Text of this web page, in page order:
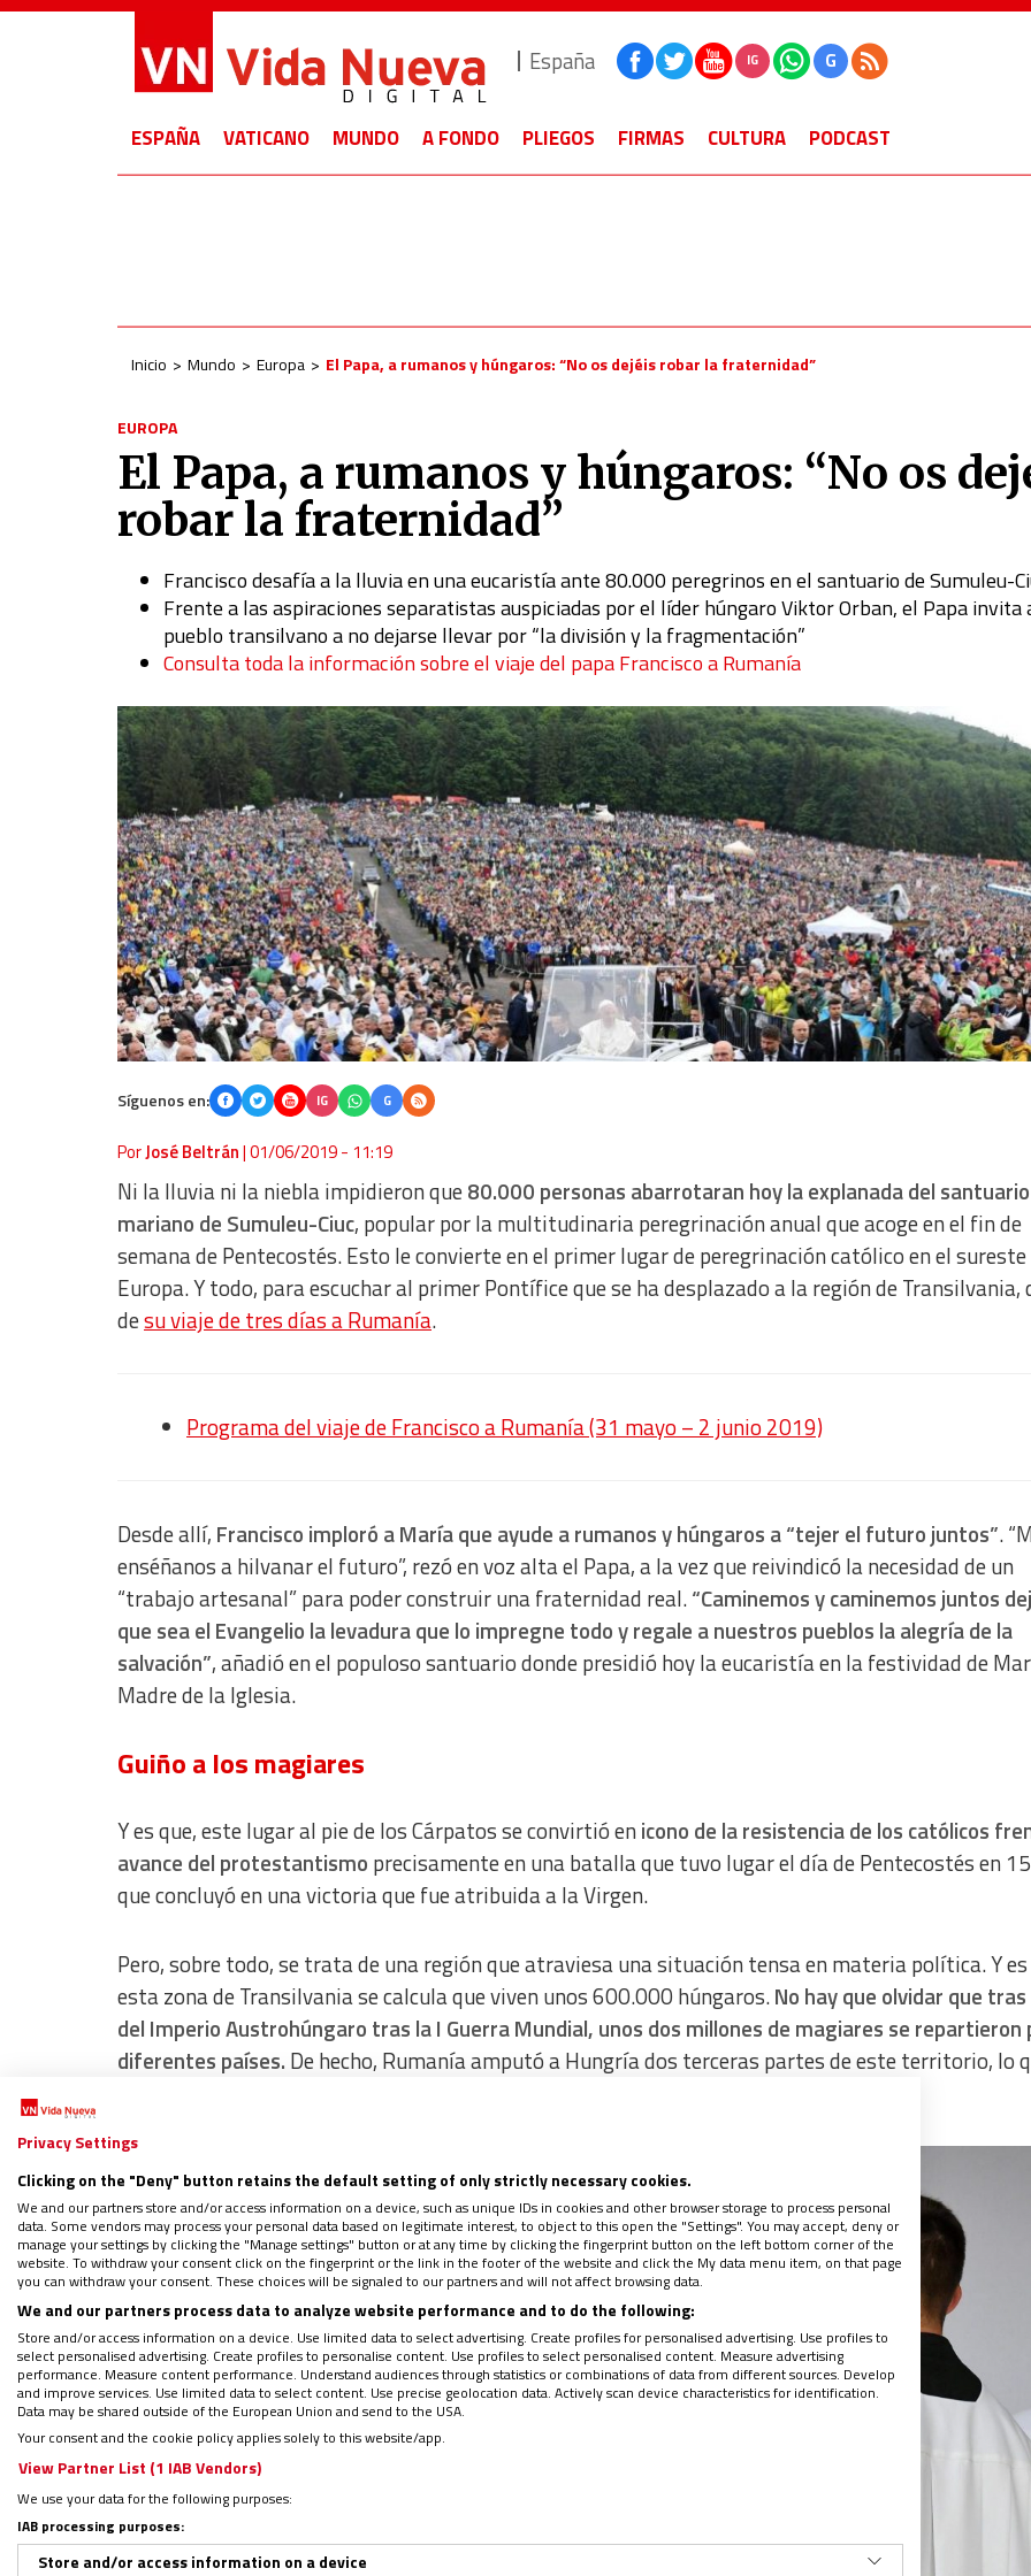
España IG G
ESPAÑA VATICANO MUNDO A FONDO PLIEGOS FIRMAS CULTURA PODCAST
Inicio Mundo Europa El Papa, a rumanos y húngaros: “No os dejéis robar la fraternidad”
EUROPA
El Papa, a rumanos y húngaros: “No os
robar la fraternidad”
Francisco desafía a la lluvia en una eucaristía ante 80.000 peregrinos en el santuario de Sumuleu-
Frente a las aspiraciones separatistas auspiciadas por el líder húngaro Viktor Orban, el Papa invita
pueblo transilvano a no dejarse llevar por “la división y la fragmentación”
Consulta toda la información sobre el viaje del papa Francisco a Rumanía
Síguenos en: IG G
PorJosé Beltrán|01/06/2019 - 11:19
Ni la lluvia ni la niebla impidieron que80.000 personas abarrotaran hoy la explanada del santuario
mariano de Sumuleu-Ciuc, popular por la multitudinaria peregrinación anual que acoge en el fin de
semana de Pentecostés. Esto le convierte en el primer lugar de peregrinación católico en el sureste
Europa. Y todo, para escuchar al primer Pontífice que se ha desplazado a la región de Transilvania,
desu viaje de tres días a Rumanía.
Programa del viaje de Francisco a Rumanía (31 mayo – 2 junio 2019)
Desde allí, Francisco imploró a María que ayude a rumanos y húngaros a “tejer el futuro juntos”.
enséñanos a hilvanar el futuro”, rezó en voz alta el Papa, a la vez que reivindicó la necesidad de un
“trabajo artesanal” para poder construir una fraternidad real.“Caminemos y caminemos juntos
que sea el Evangelio la levadura que lo impregne todo y regale a nuestros pueblos la alegría de la
salvación”, añadió en el populoso santuario donde presidió hoy la eucaristía en la festividad de
Madre de la Iglesia.
Guiño a los magiares
Y es que, este lugar al pie de los Cárpatos se convirtió enicono de la resistencia de los católicos
avance del protestantismo precisamente en una batalla que tuvo lugar el día de Pentecostés en
que concluyó en una victoria que fue atribuida a la Virgen.
Pero, sobre todo, se trata de una región que atraviesa una situación tensa en materia política. Y es
esta zona de Transilvania se calcula que viven unos 600.000 húngaros.No hay que olvidar que
del Imperio Austrohúngaro tras la I Guerra Mundial, unos dos millones de magiares se repartieron
diferentes países. De hecho, Rumanía amputó a Hungría dos terceras partes de este territorio, lo
Privacy Settings
Clicking on the "Deny" button retains the default setting of only strictly necessary cookies.
We and our partners store and/or access information on a device, such as unique IDs in cookies and other browser storage to process personal
data. Some vendors may process your personal data based on legitimate interest, to object to this open the "Settings". You may accept, deny or
manage your settings by clicking the "Manage settings" button or at any time by clicking the fingerprint button on the left bottom corner of the
website. To withdraw your consent click on the fingerprint or the link in the footer of the website and click the My data menu item, on that page
you can withdraw your consent. These choices will be signaled to our partners and will not affect browsing data.
We and our partners process data to analyze website performance and to do the following:
Store and/or access information on a device. Use limited data to select advertising. Create profiles for personalised advertising. Use profiles to
select personalised advertising. Create profiles to personalise content. Use profiles to select personalised content. Measure advertising
performance. Measure content performance. Understand audiences through statistics or combinations of data from different sources. Develop
and improve services. Use limited data to select content. Use precise geolocation data. Actively scan device characteristics for identification.
Data may be shared outside of the European Union and send to the USA.
Your consent and the cookie policy applies solely to this website/app.
View Partner List (1 IAB Vendors)
We use your data for the following purposes:
IAB processing purposes:
Store and/or access information on a device